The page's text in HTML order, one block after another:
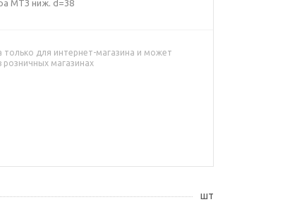
МТЗ ниж. d=38
только для интернет-магазина и может
розничных магазинах
шт